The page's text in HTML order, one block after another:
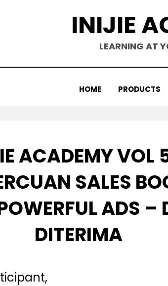
INIJIE
LEARNING AT
HOME PRODUCTS
ACADEMY VOL
SALES
ADS –
DITERIMA